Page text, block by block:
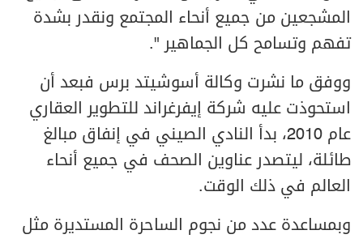
المشجعين من جميع أنحاء المجتمع ونقدر بشدة
تفهم وتسامح كل الجماهير ".
ووفق ما نشرت وكالة أسوشيتد برس فبعد أن
استحوذت عليه شركة إيفرغراند للتطوير العقاري
عام 2010، بدأ النادي الصيني في إنفاق مبالغ
طائلة، ليتصدر عناوين الصحف في جميع أنحاء
العالم في ذلك الوقت.
وبمساعدة عدد من نجوم الساحرة المستديرة مثل